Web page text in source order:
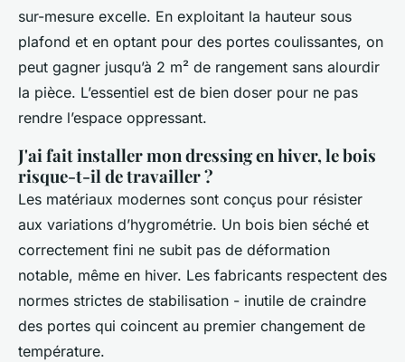
sur-mesure excelle. En exploitant la hauteur sous
plafond et en optant pour des portes coulissantes, on
peut gagner jusqu’à 2 m² de rangement sans alourdir
la pièce. L’essentiel est de bien doser pour ne pas
rendre l’espace oppressant.
J'ai fait installer mon dressing en hiver, le bois
risque-t-il de travailler ?
Les matériaux modernes sont conçus pour résister
aux variations d’hygrométrie. Un bois bien séché et
correctement fini ne subit pas de déformation
notable, même en hiver. Les fabricants respectent des
normes strictes de stabilisation - inutile de craindre
des portes qui coincent au premier changement de
température.